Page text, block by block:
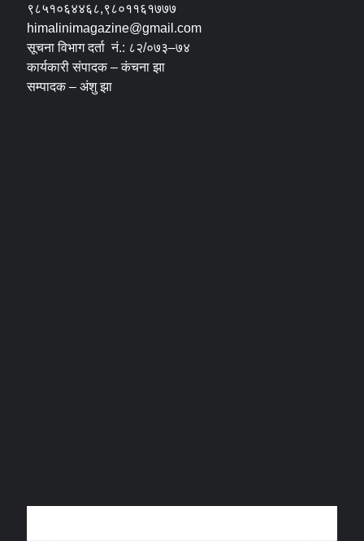
९८५१०६४४६८,९८०११६१७७७
himalinimagazine@gmail.com
सूचना विभाग दर्ता नं.: ८२/०७३–७४
कार्यकारी संपादक – कंचना झा
सम्पादक – अंशु झा